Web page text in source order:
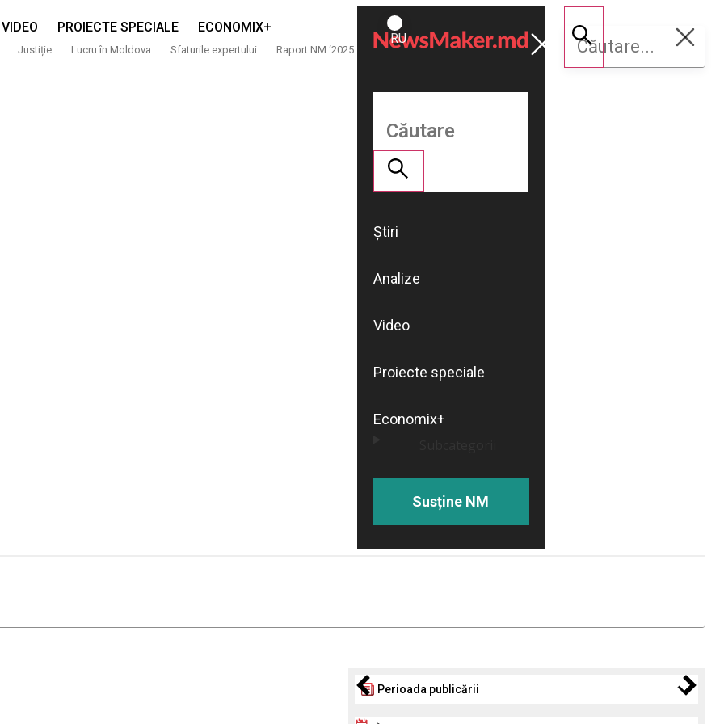
VIDEO PROIECTE SPECIALE ECONOMIX+
Justiție Lucru în Moldova Sfaturile expertului Raport NM ‘2025
ROMÂNĂ
RU
Susține
NM
Știri
Analize
Video
Proiecte speciale
Economix+
Susține NM
Perioada publicării